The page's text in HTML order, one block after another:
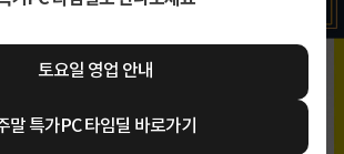
토요일 영업 안내
말 특가PC 타임딜 바로가기